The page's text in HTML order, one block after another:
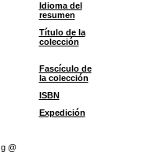
Idioma del
resumen
Título de la
colección
Fascículo de
la colección
ISBN
Expedición
@